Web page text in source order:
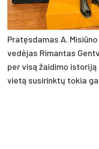
Pratęsdamas A.
vedėjas Rimantas
per visą žaidimo
vietą susirinktų tokia